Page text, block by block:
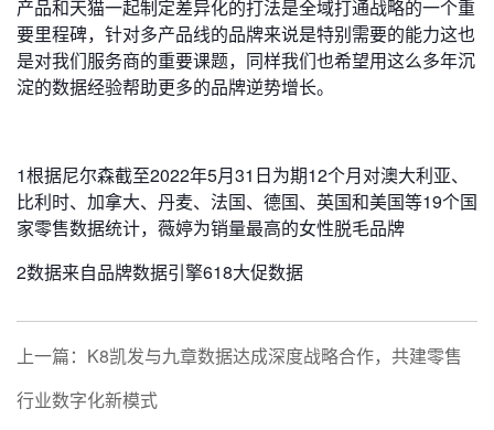
产品和天猫一起制定差异化的打法是全域打通战略的一个重
要里程碑，针对多产品线的品牌来说是特别需要的能力这也
是对我们服务商的重要课题，同样我们也希望用这么多年沉
淀的数据经验帮助更多的品牌逆势增长。
1根据尼尔森截至2022年5月31日为期12个月对澳大利亚、
比利时、加拿大、丹麦、法国、德国、英国和美国等19个国
家零售数据统计，薇婷为销量最高的女性脱毛品牌
2数据来自品牌数据引擎618大促数据
上一篇：K8凯发与九章数据达成深度战略合作，共建零售
行业数字化新模式